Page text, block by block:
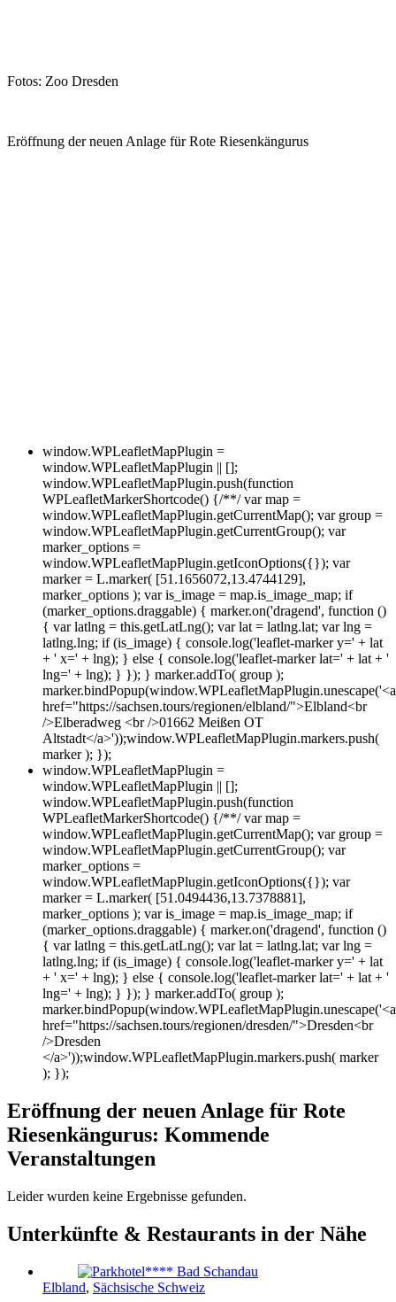
Fotos: Zoo Dresden
Eröffnung der neuen Anlage für Rote Riesenkängurus
window.WPLeafletMapPlugin =
window.WPLeafletMapPlugin || [];
window.WPLeafletMapPlugin.push(function
WPLeafletMarkerShortcode() {/**/ var map =
window.WPLeafletMapPlugin.getCurrentMap(); var group =
window.WPLeafletMapPlugin.getCurrentGroup(); var
marker_options =
window.WPLeafletMapPlugin.getIconOptions({}); var
marker = L.marker( [51.1656072,13.4744129],
marker_options ); var is_image = map.is_image_map; if
(marker_options.draggable) { marker.on('dragend', function ()
{ var latlng = this.getLatLng(); var lat = latlng.lat; var lng =
latlng.lng; if (is_image) { console.log('leaflet-marker y=' + lat
+ ' x=' + lng); } else { console.log('leaflet-marker lat=' + lat + '
lng=' + lng); } }); } marker.addTo( group );
marker.bindPopup(window.WPLeafletMapPlugin.unescape('<a
href="https://sachsen.tours/regionen/elbland/">Elbland<br
/>Elberadweg <br />01662 Meißen OT
Altstadt</a>'));window.WPLeafletMapPlugin.markers.push(
marker ); });
window.WPLeafletMapPlugin =
window.WPLeafletMapPlugin || [];
window.WPLeafletMapPlugin.push(function
WPLeafletMarkerShortcode() {/**/ var map =
window.WPLeafletMapPlugin.getCurrentMap(); var group =
window.WPLeafletMapPlugin.getCurrentGroup(); var
marker_options =
window.WPLeafletMapPlugin.getIconOptions({}); var
marker = L.marker( [51.0494436,13.7378881],
marker_options ); var is_image = map.is_image_map; if
(marker_options.draggable) { marker.on('dragend', function ()
{ var latlng = this.getLatLng(); var lat = latlng.lat; var lng =
latlng.lng; if (is_image) { console.log('leaflet-marker y=' + lat
+ ' x=' + lng); } else { console.log('leaflet-marker lat=' + lat + '
lng=' + lng); } }); } marker.addTo( group );
marker.bindPopup(window.WPLeafletMapPlugin.unescape('<a
href="https://sachsen.tours/regionen/dresden/">Dresden<br
/>Dresden
</a>'));window.WPLeafletMapPlugin.markers.push( marker
); });
Eröffnung der neuen Anlage für Rote
Riesenkängurus: Kommende
Veranstaltungen
Leider wurden keine Ergebnisse gefunden.
Unterkünfte & Restaurants in der Nähe
Elbland, Sächsische Schweiz